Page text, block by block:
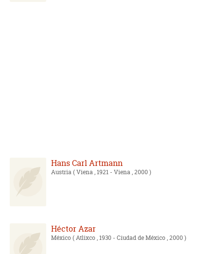
Hans Carl Artmann
Austria( Viena , 1921 - Viena , 2000 )
Héctor Azar
México( Atlixco , 1930 - Ciudad de México , 2000 )